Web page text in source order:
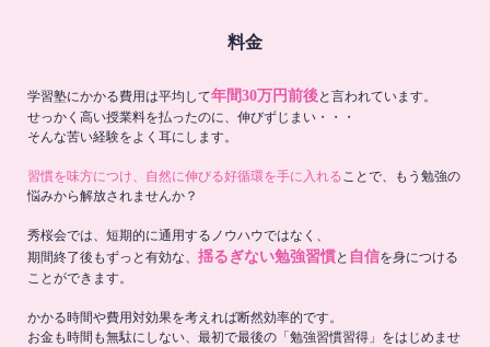
料金
学習塾にかかる費用は平均して年間30万円前後と言われています。
せっかく高い授業料を払ったのに、伸びずじまい・・・
そんな苦い経験をよく耳にします。
習慣を味方につけ、自然に伸びる好循環を手に入れる ことで、もう勉強の
悩みから解放されませんか？
秀桜会では、短期的に通用するノウハウではなく、
期間終了後もずっと有効な、 揺るぎない勉強習慣と 自信を身につける
ことができます。
かかる時間や費用対効果を考えれば断然効率的です。
お金も時間も無駄にしない、最初で最後の「勉強習慣習得」をはじめませ